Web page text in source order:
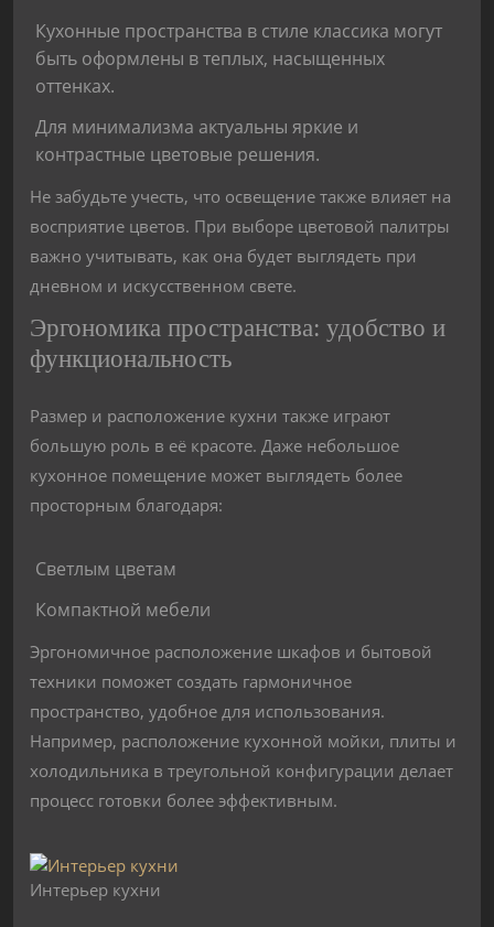
Кухонные пространства в стиле классика могут
быть оформлены в теплых, насыщенных
оттенках.
Для минимализма актуальны яркие и
контрастные цветовые решения.
Не забудьте учесть, что освещение также влияет на
восприятие цветов. При выборе цветовой палитры
важно учитывать, как она будет выглядеть при
дневном и искусственном свете.
Эргономика пространства: удобство и
функциональность
Размер и расположение кухни также играют
большую роль в её красоте. Даже небольшое
кухонное помещение может выглядеть более
просторным благодаря:
Светлым цветам
Компактной мебели
Эргономичное расположение шкафов и бытовой
техники поможет создать гармоничное
пространство, удобное для использования.
Например, расположение кухонной мойки, плиты и
холодильника в треугольной конфигурации делает
процесс готовки более эффективным.
Интерьер кухни